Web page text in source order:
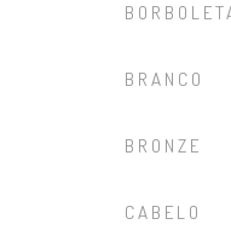
BRANCO
BRONZE
CABELO